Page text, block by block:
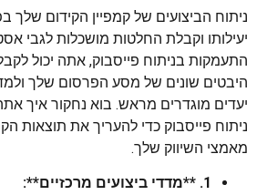
ניתוח הביצועים של קמפיין הקידום שלך
יעילותו וקבלת החלטות מושכלות לגבי
התעמקות בניתוח פייסבוק, אתה יכול
היבטים שונים של מסע הפרסום שלך
יעדים מוגדרים מראש. בוא נחקור איך
ניתוח פייסבוק כדי להעריך את תוצאות
מאמצי השיווק שלך.
1. **מדדי ביצועים מרכזיים**: